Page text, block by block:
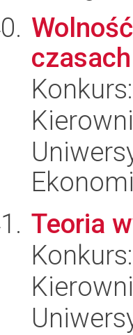
Konkurs:
Teoria
Konkurs: